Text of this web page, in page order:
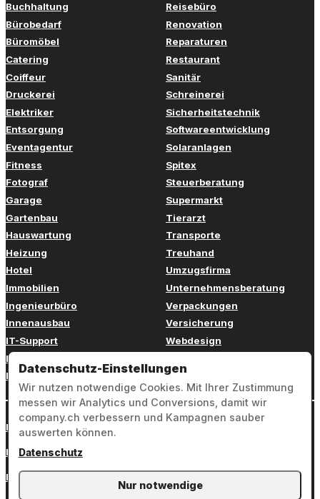
Buchhaltung
Bürobedarf
Büromöbel
Catering
Coiffeur
Druckerei
Elektriker
Entsorgung
Eventagentur
Fitness
Fotograf
Garage
Gartenbau
Hauswartung
Heizung
Hotel
Immobilien
Ingenieurbüro
Innenausbau
IT-Support
Kinderbetreuung
Kosmetik
Reisebüro
Renovation
Reparaturen
Restaurant
Sanitär
Schreinerei
Sicherheitstechnik
Softwareentwicklung
Solaranlagen
Spitex
Steuerberatung
Supermarkt
Tierarzt
Transporte
Treuhand
Umzugsfirma
Unternehmensberatung
Verpackungen
Versicherung
Webdesign
Zahnarzt
Login
Impressum
Datenschutz
Datenschutz-Einstellungen
Wir nutzen notwendige Cookies. Mit Ihrer Zustimmung
messen wir Analytics und Conversions, damit wir
company.ch verbessern und Kampagnen sauber
auswerten können.
Datenschutz
Nur notwendige